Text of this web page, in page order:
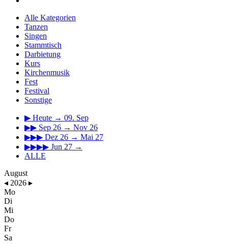
Alle Kategorien
Tanzen
Singen
Stammtisch
Darbietung
Kurs
Kirchenmusik
Fest
Festival
Sonstige
▶ Heute → 09. Sep
▶▶ Sep 26 → Nov 26
▶▶▶ Dez 26 → Mai 27
▶▶▶▶ Jun 27 →
ALLE
August
◂ 2026 ▸
Mo
Di
Mi
Do
Fr
Sa